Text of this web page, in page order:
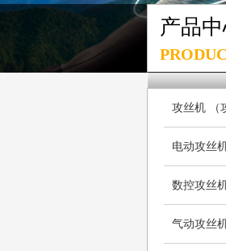
产品
攻丝机 （
电动攻丝
数控攻丝
气动攻丝